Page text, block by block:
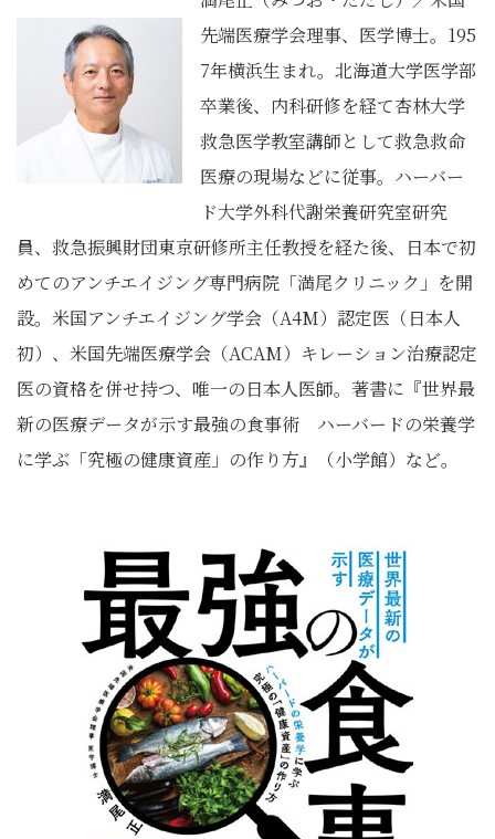
先端医療学会理事、医学博士。195
7年横浜生まれ。北海道大学医学部
卒業後、内科研修を経て杏林大学
救急医学教室講師として救急救命
医療の現場などに従事。ハーバー
ド大学外科代謝栄養研究室研究
員、救急振興財団東京研修所主任教授を経た後、日本で初
めてのアンチエイジング専門病院「満尾クリニック」を開
設。米国アンチエイジング学会（A4M）認定医（日本人
初）、米国先端医療学会（ACAM）キレーション治療認定
医の資格を併せ持つ、唯一の日本人医師。著書に『世界最
新の医療データが示す最強の食事術 ハーバードの栄養学
に学ぶ「究極の健康資産」の作り方』（小学館）など。